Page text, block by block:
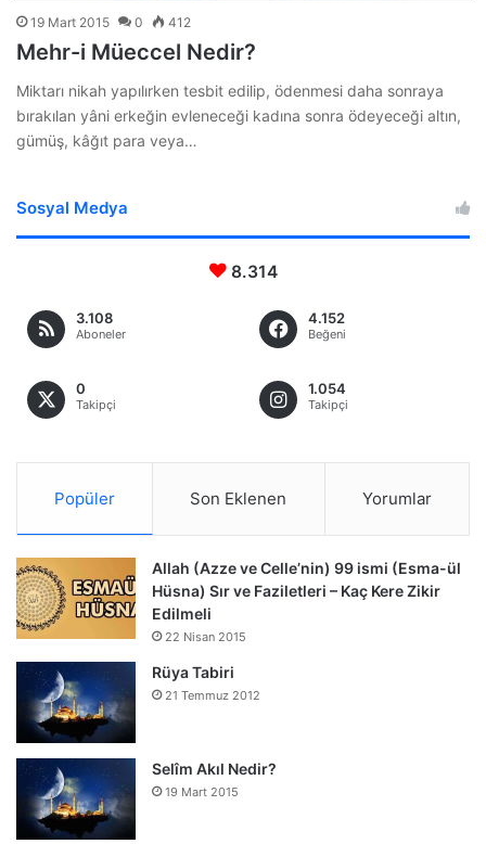
19 Mart 2015 0 412
Mehr-i Müeccel Nedir?
Miktarı nikah yapılırken tesbit edilip, ödenmesi daha sonraya
bırakılan yâni erkeğin evleneceği kadına sonra ödeyeceği altın,
gümüş, kâğıt para veya…
Sosyal Medya
8.314
3.108
Aboneler
4.152
Beğeni
0
Takipçi
1.054
Takipçi
Popüler Son Eklenen Yorumlar
Allah (Azze ve Celle’nin) 99 ismi (Esma-ül
Hüsna) Sır ve Faziletleri – Kaç Kere Zikir
Edilmeli
22 Nisan 2015
Rüya Tabiri
21 Temmuz 2012
Selîm Akıl Nedir?
19 Mart 2015